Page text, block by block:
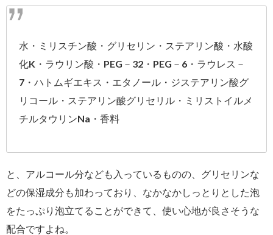
水・ミリスチン酸・グリセリン・ステアリン酸・水酸
化K・ラウリン酸・PEG－32・PEG－6・ラウレス－
7・ハトムギエキス・エタノール・ジステアリン酸グ
リコール・ステアリン酸グリセリル・ミリストイルメ
チルタウリンNa・香料
と、アルコール分なども入っているものの、グリセリンな
どの保湿成分も加わっており、なかなかしっとりとした泡
をたっぷり泡立てることができて、使い心地が良さそうな
配合ですよね。